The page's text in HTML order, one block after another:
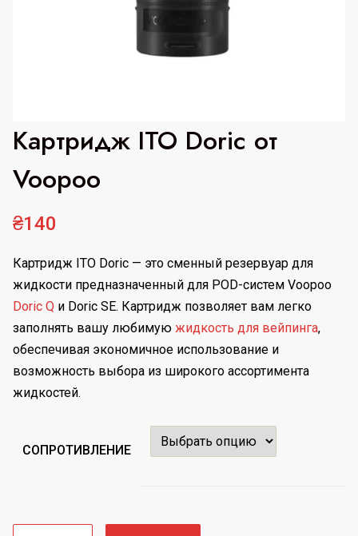
Картридж ITO Doric от
Voopoo
₴140
Картридж ITO Doric — это сменный резервуар для
жидкости предназначенный для POD-систем Voopoo
Dоric Q и Doric SE. Картридж позволяет вам легко
заполнять вашу любимую жидкость для вейпинга,
обеспечивая экономичное использование и
возможность выбора из широкого ассортимента
жидкостей.
CОПРОТИВЛЕНИЕ